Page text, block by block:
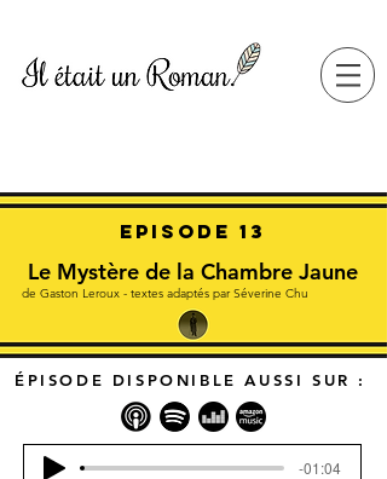
Episode 13
Le Mystère de la Chambre Jaune
de Gaston Leroux - textes adaptés par Séverine Chu
ÉPISODE DISPONIBLE AUSSI SUR :
-01:04